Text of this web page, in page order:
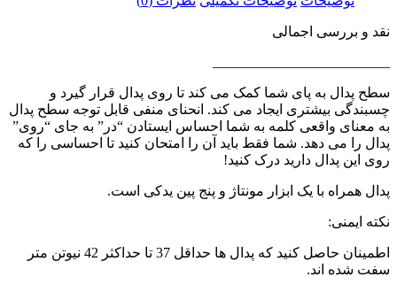
نقد و بررسی اجمالی
سطح پدال به پای شما کمک می کند تا روی پدال قرار گیرد و
چسبندگی بیشتری ایجاد می کند. انحنای منفی قابل توجه سطح پدال
به معنای واقعی کلمه به شما احساس ایستادن “در” به جای “روی”
پدال را می دهد. شما فقط باید آن را امتحان کنید تا احساسی را که
روی این پدال دارید درک کنید!
پدال همراه با یک ابزار مونتاژ و پنج پین یدکی است.
نکته ایمنی:
اطمینان حاصل کنید که پدال ها حداقل 37 تا حداکثر 42 نیوتن متر
سفت شده اند.